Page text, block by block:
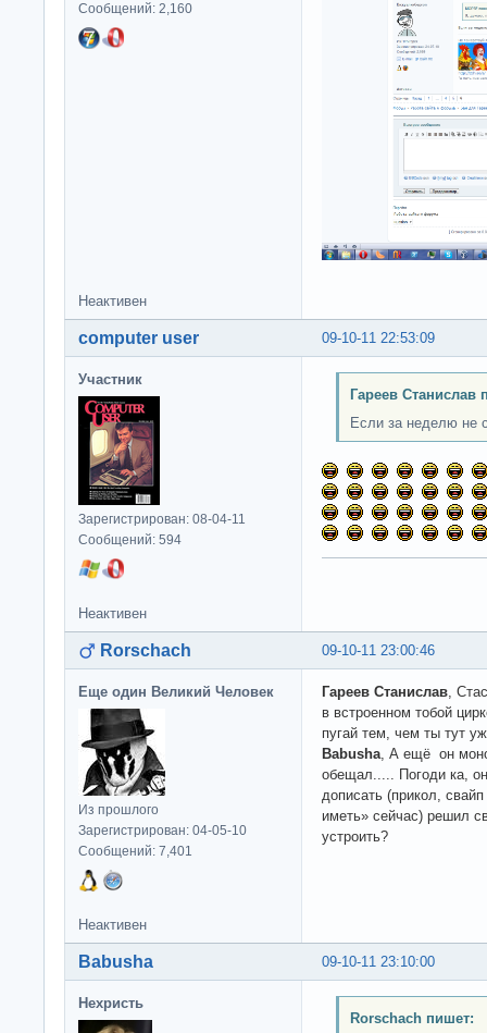
Сообщений: 2,160
Неактивен
09-10-11 22:53:09
computer user
Участник
Зарегистрирован: 08-04-11
Сообщений: 594
Гареев Станислав
Если за неделю не
Неактивен
09-10-11 23:00:46
Rorschach
Еще один Великий Человек
Из прошлого
Зарегистрирован: 04-05-10
Сообщений: 7,401
Гареев Станислав,
в встроенном тобой
пугай тем, чем ты тут
Babusha, А ещё он
обещал..... Погоди ка,
дописать (прикол,
иметь» сейчас) решил
устроить?
Неактивен
09-10-11 23:10:00
Babusha
Нехристь
Rorschach пишет: